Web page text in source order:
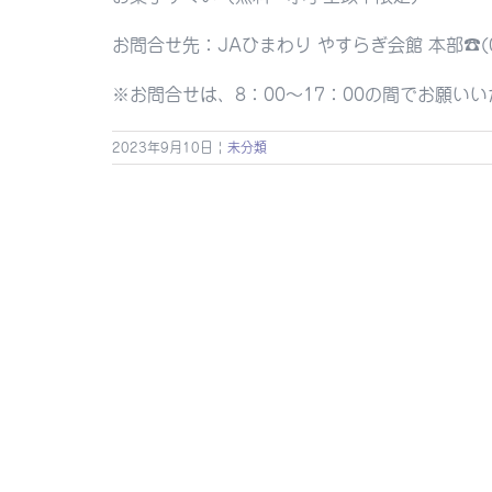
お問合せ先：JAひまわり やすらぎ会館 本部
※お問合せは、8：00〜17：00の間でお願いい
2023年9月10日 | 未分類